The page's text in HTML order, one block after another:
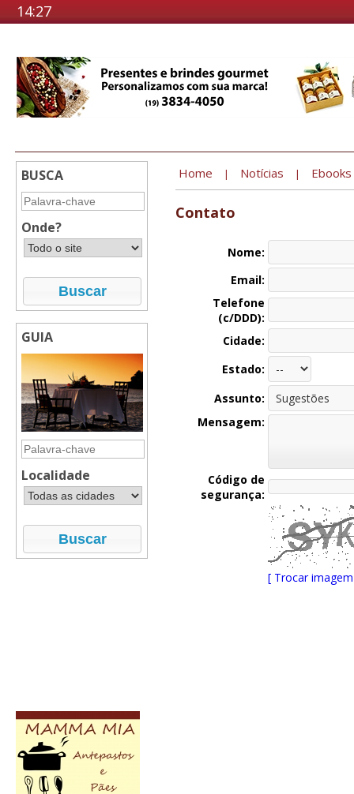
14:27
BUSCA
Onde?
GUIA
Localidade
Home | Notícias | Ebooks
Contato
Nome:
Email:
Telefone
(c/DDD):
Cidade:
Estado:
Assunto:
Mensagem:
Código de
segurança:
[ Trocar